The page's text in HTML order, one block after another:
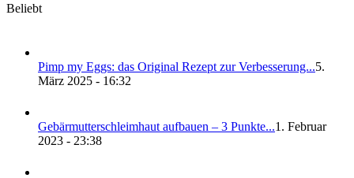
Beliebt
Pimp my Eggs: das Ori­gi­nal Rezept zur Ver­bes­se­rung...5.
März 2025 - 16:32
Gebär­mut­ter­schleim­haut auf­bau­en – 3 Punk­te...1. Februar
2023 - 23:38